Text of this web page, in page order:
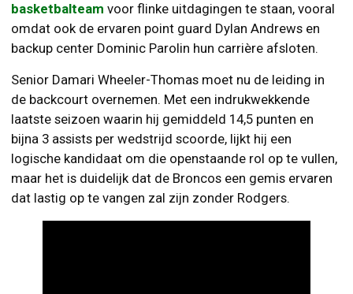
basketbalteam voor flinke uitdagingen te staan, vooral
omdat ook de ervaren point guard Dylan Andrews en
backup center Dominic Parolin hun carrière afsloten.
Senior Damari Wheeler-Thomas moet nu de leiding in
de backcourt overnemen. Met een indrukwekkende
laatste seizoen waarin hij gemiddeld 14,5 punten en
bijna 3 assists per wedstrijd scoorde, lijkt hij een
logische kandidaat om die openstaande rol op te vullen,
maar het is duidelijk dat de Broncos een gemis ervaren
dat lastig op te vangen zal zijn zonder Rodgers.